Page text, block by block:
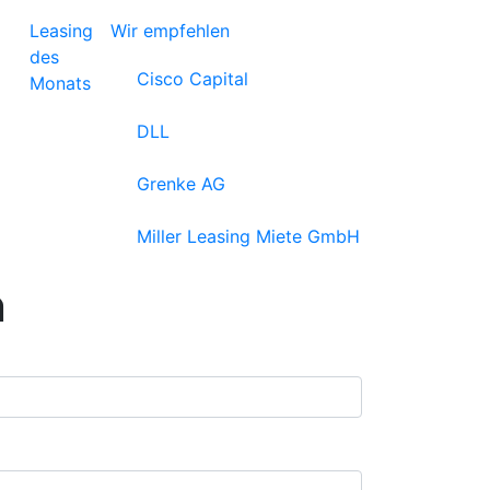
Leasing
des
Monats
Wir empfehlen
Cisco Capital
DLL
Grenke AG
Miller Leasing Miete GmbH